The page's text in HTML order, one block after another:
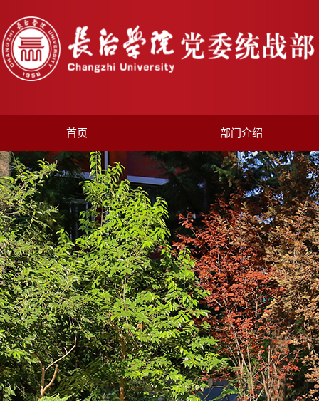
首页 部门介绍